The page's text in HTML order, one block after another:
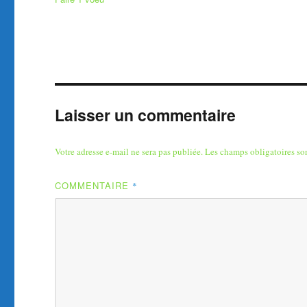
Laisser un commentaire
Votre adresse e-mail ne sera pas publiée.Les champs obligatoires
COMMENTAIRE *